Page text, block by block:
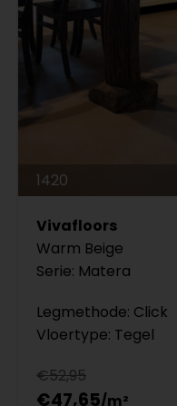
1420
Vivafloors
Warm Beige
Serie: Matera
Legmethode: Click
Vloertype: Tegel
€52,95
€47,65